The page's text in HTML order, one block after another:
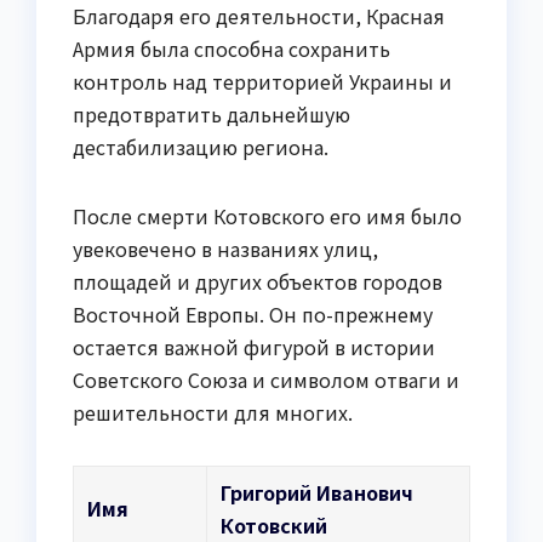
Благодаря его деятельности, Красная
Армия была способна сохранить
контроль над территорией Украины и
предотвратить дальнейшую
дестабилизацию региона.
После смерти Котовского его имя было
увековечено в названиях улиц,
площадей и других объектов городов
Восточной Европы. Он по-прежнему
остается важной фигурой в истории
Советского Союза и символом отваги и
решительности для многих.
Имя
Григорий Иванович
Котовский